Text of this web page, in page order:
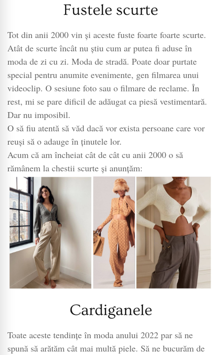
Fustele scurte
Tot din anii 2000 vin și aceste fuste foarte foarte scurte.
Atât de scurte încât nu știu cum ar putea fi aduse în
moda de zi cu zi. Moda de stradă. Poate doar purtate
special pentru anumite evenimente, gen filmarea unui
videoclip. O sesiune foto sau o filmare de reclame. În
rest, mi se pare dificil de adăugat ca piesă vestimentară.
Dar nu imposibil.
O să fiu atentă să văd dacă vor exista persoane care vor
reuși să o adauge în ținutele lor.
Acum că am încheiat cât de cât cu anii 2000 o să
rămânem la chestii scurte și anunțăm:
Cardiganele
Toate aceste tendințe în moda anului 2022 par să ne
spună să arătăm cât mai multă piele. Să ne bucurăm de